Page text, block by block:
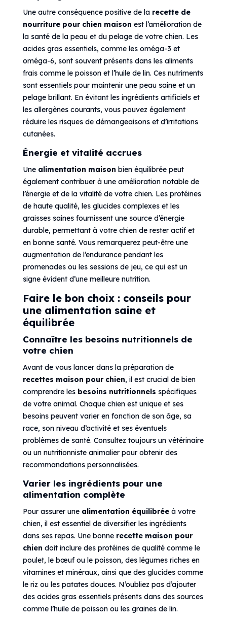
Une autre conséquence positive de la recette de
nourriture pour chien maison est l’amélioration de
la santé de la peau et du pelage de votre chien. Les
acides gras essentiels, comme les oméga-3 et
oméga-6, sont souvent présents dans les aliments
frais comme le poisson et l’huile de lin. Ces nutriments
sont essentiels pour maintenir une peau saine et un
pelage brillant. En évitant les ingrédients artificiels et
les allergènes courants, vous pouvez également
réduire les risques de démangeaisons et d’irritations
cutanées.
Énergie et vitalité accrues
Une alimentation maison bien équilibrée peut
également contribuer à une amélioration notable de
l’énergie et de la vitalité de votre chien. Les protéines
de haute qualité, les glucides complexes et les
graisses saines fournissent une source d’énergie
durable, permettant à votre chien de rester actif et
en bonne santé. Vous remarquerez peut-être une
augmentation de l’endurance pendant les
promenades ou les sessions de jeu, ce qui est un
signe évident d’une meilleure nutrition.
Faire le bon choix : conseils pour
une alimentation saine et
équilibrée
Connaître les besoins nutritionnels de
votre chien
Avant de vous lancer dans la préparation de
recettes maison pour chien, il est crucial de bien
comprendre les besoins nutritionnels spécifiques
de votre animal. Chaque chien est unique et ses
besoins peuvent varier en fonction de son âge, sa
race, son niveau d’activité et ses éventuels
problèmes de santé. Consultez toujours un vétérinaire
ou un nutritionniste animalier pour obtenir des
recommandations personnalisées.
Varier les ingrédients pour une
alimentation complète
Pour assurer une alimentation équilibréeà votre
chien, il est essentiel de diversifier les ingrédients
dans ses repas. Une bonne recette maison pour
chien doit inclure des protéines de qualité comme le
poulet, le bœuf ou le poisson, des légumes riches en
vitamines et minéraux, ainsi que des glucides comme
le riz ou les patates douces. N’oubliez pas d’ajouter
des acides gras essentiels présents dans des sources
comme l’huile de poisson ou les graines de lin.